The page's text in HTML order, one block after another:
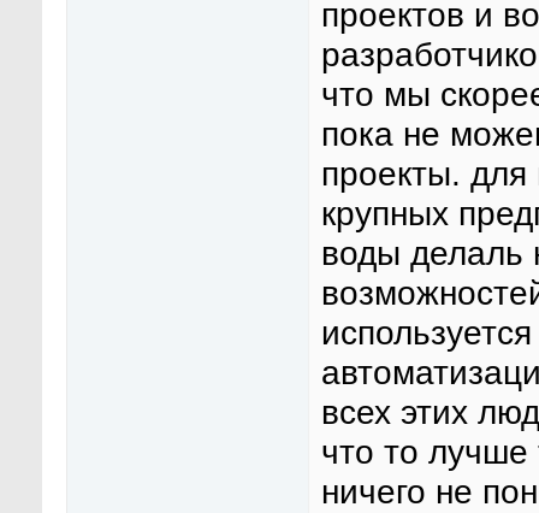
проектов и
что мы
пока не
проекты.
крупных
воды делаль
всех этих
что то лучше
ничего не